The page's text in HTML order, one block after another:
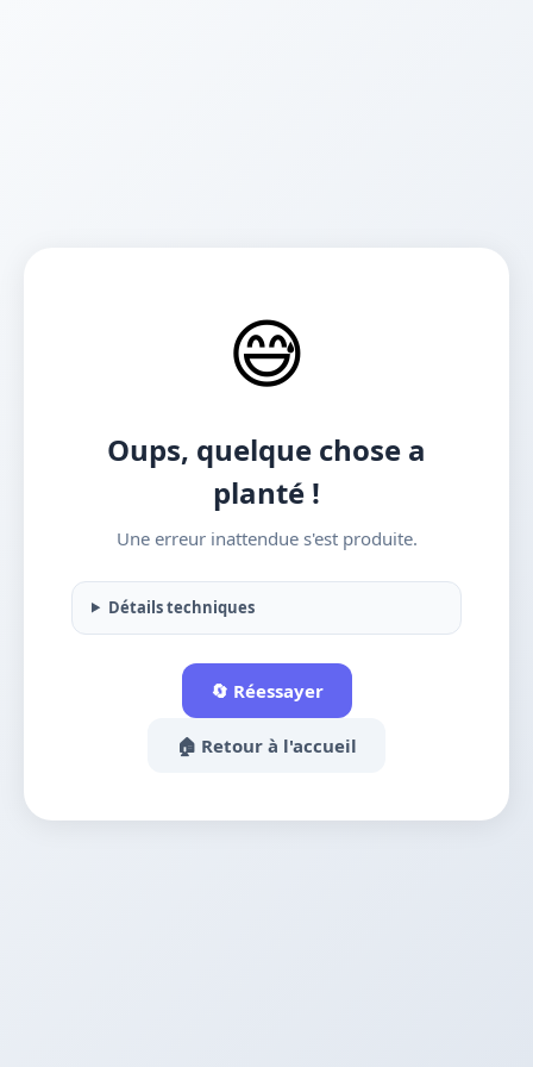
😅
Oups, quelque chose a
planté !
Une erreur inattendue s'est produite.
Détails techniques
🔄 Réessayer
🏠 Retour à l'accueil